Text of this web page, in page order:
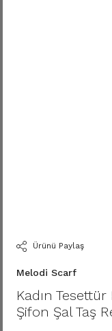
Ürünü Paylaş
Melodi Scarf
Kadın
Şifon Şal Taş